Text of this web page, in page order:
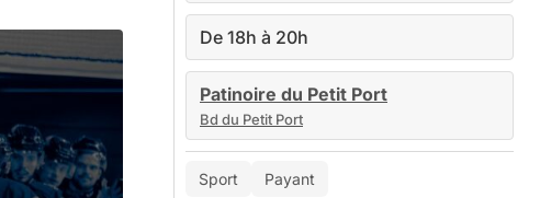
De 18h à 20h
Patinoire du Petit Port
Bd du Petit Port
Sport Payant